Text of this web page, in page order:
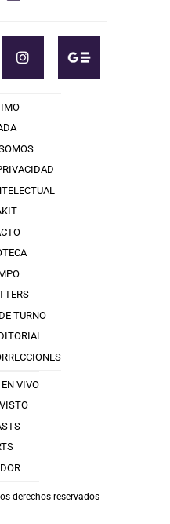
TURNO
EN VIVO
derechos reservados